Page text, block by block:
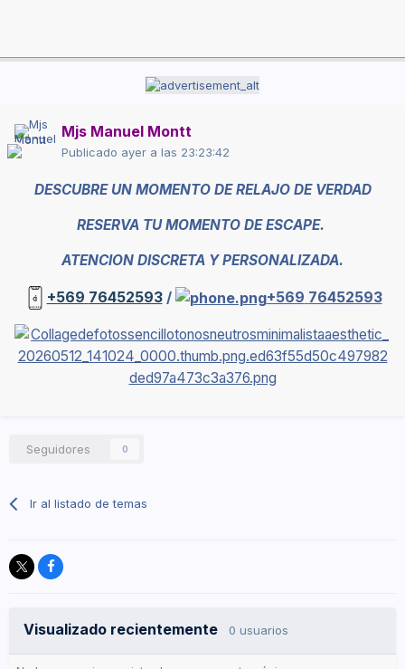
Mjs Manuel Montt
Publicado ayer a las 23:23:42
DESCUBRE UN MOMENTO DE RELAJO DE VERDAD
RESERVA TU MOMENTO DE ESCAPE.
ATENCION DISCRETA Y PERSONALIZADA.
+569 76452593 / +569 76452593
Seguidores 0
Ir al listado de temas
Visualizado recientemente 0 usuarios